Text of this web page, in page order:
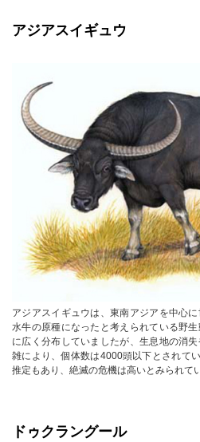
アジアスイギュウ
アジアスイギュウは、東南アジアを中心
水牛の原種になったと考えられている野
に広く分布していましたが、生息地の消
雑により、個体数は4000頭以下とされて
推定もあり、絶滅の危機は高いとみられて
ドゥクラングール